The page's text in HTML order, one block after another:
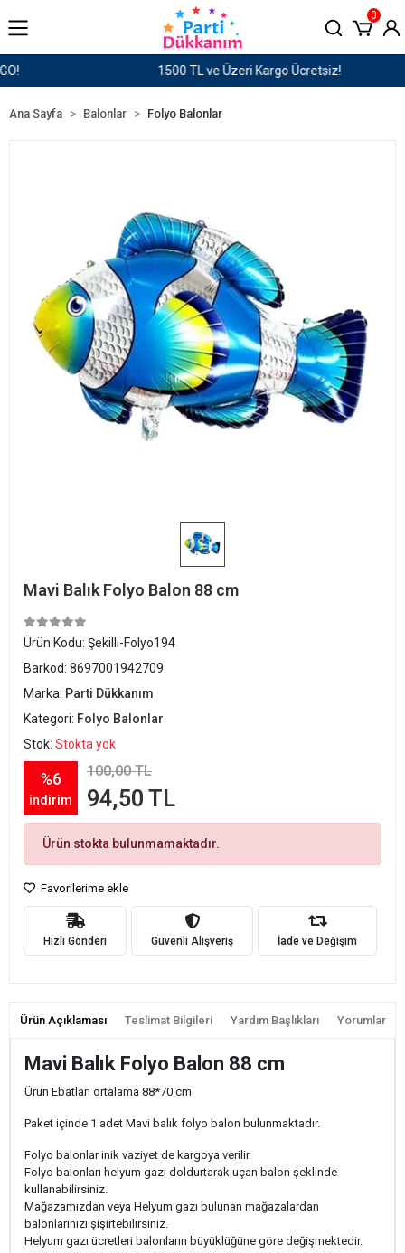
1500 TL ve Üzeri Kargo Ücretsiz!
0
Ana Sayfa Balonlar Folyo Balonlar
Mavi Balık Folyo Balon 88 cm
Ürün Kodu: Şekilli-Folyo194
Barkod: 8697001942709
Marka: Parti Dükkanım
Kategori: Folyo Balonlar
Stok: Stokta yok
%6
indirim
100,00 TL
94,50 TL
Ürün stokta bulunmamaktadır.
Favorilerime ekle
Hızlı Gönderi Güvenli Alışveriş İade ve Değişim
Ürün Açıklaması Teslimat Bilgileri Yardım Başlıkları Yorumlar
Mavi Balık Folyo Balon 88 cm
Ürün Ebatları ortalama 88*70 cm
Paket içinde 1 adet Mavi balık folyo balon bulunmaktadır.
Folyo balonlar inik vaziyet de kargoya verilir.
Folyo balonları helyum gazı doldurtarak uçan balon şeklinde
kullanabilirsiniz.
Mağazamızdan veya Helyum gazı bulunan mağazalardan
balonlarınızı şişirtebilirsiniz.
Helyum gazı ücretleri balonların büyüklüğüne göre değişmektedir.